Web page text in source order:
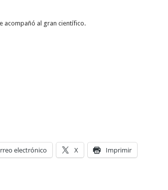
acompañó al gran científico.
electrónico X Imprimir